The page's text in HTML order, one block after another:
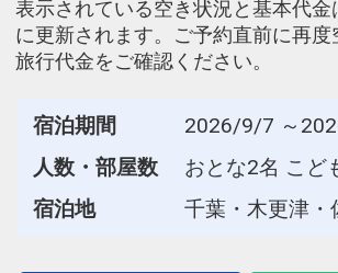
表示されている空き状況と基本代金
に更新されます。ご予約直前に再
旅行代金をご確認ください。
宿泊期間
2026/9/7 ～
人数・部屋数
おとな2名 こど
宿泊地
千葉・木更津・